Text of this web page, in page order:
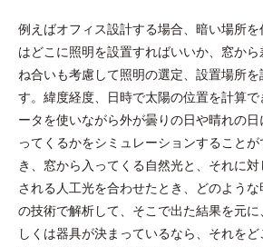
例えばオフィス設計する場合、暗い場所
はどこに照明を設置すればいいか、窓か
ね合いも考慮して照明の選定、設置場所
す。緯度経度、日時で太陽の位置を計算
ータを使いながら外が曇りの日や晴れの
ってくるかをシミュレーションすること
き、窓から入ってくる自然光と、それに
される人工光を合わせたとき、どのよう
の技術で解析して、そこで出た結果を元
しくは器具が決まっているなら、それを